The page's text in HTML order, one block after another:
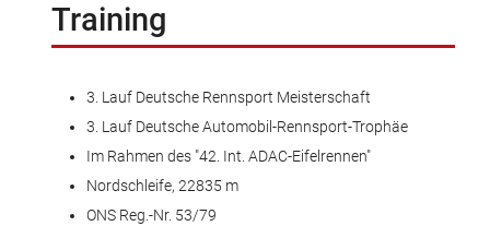
Training
3. Lauf Deutsche Rennsport Meisterschaft
3. Lauf Deutsche Automobil-Rennsport-Trophäe
Im Rahmen des "42. Int. ADAC-Eifelrennen"
Nordschleife, 22835 m
ONS Reg.-Nr. 53/79